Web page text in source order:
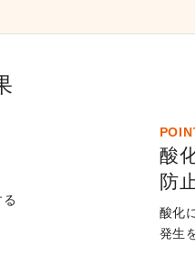
酸
防
酸化
発生